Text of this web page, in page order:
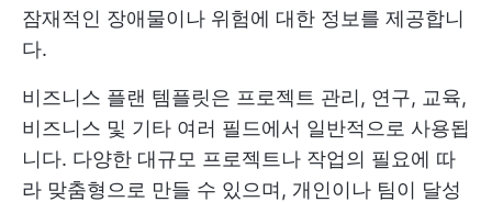
잠재적인 장애물이나 위험에 대한 정보를 제공합니
다.
비즈니스 플랜 템플릿은 프로젝트 관리, 연구, 교육,
비즈니스 및 기타 여러 필드에서 일반적으로 사용됩
니다. 다양한 대규모 프로젝트나 작업의 필요에 따
라 맞춤형으로 만들 수 있으며, 개인이나 팀이 달성